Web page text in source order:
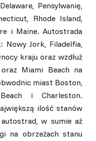
Pensylwanię,
Rhode Island,
i Maine. Autostrada
Nowy Jork, Filadelfia,
kraju oraz wzdłuż
Miami Beach na
miast Boston,
i Charleston.
ilość stanów
w sumie aż
na obrzeżach stanu